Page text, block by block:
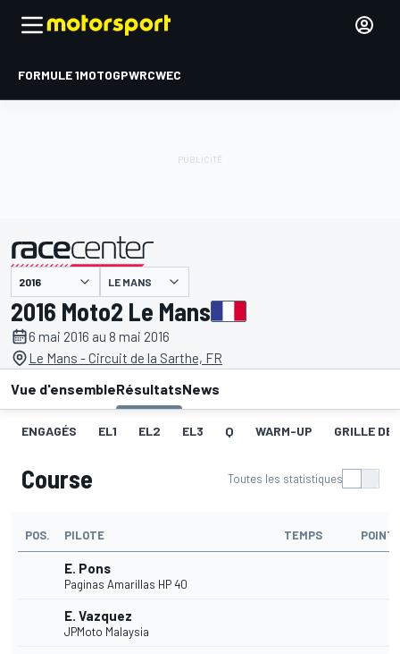
FORMULE 1MOTOGPWRCWEC
présenté par LE MANS
2016 Moto2 Le Mans
6 mai 2016 au 8 mai 2016
Le Mans - Circuit de la Sarthe, FR
Vue d'ensembleRésultatsNews
ENGAGÉS EL1 EL2 EL3 Q WARM-UP GRILLE DE
Course Toutes les statistiques
POS. PILOTE TEMPS
E. Pons
Paginas Amarillas HP 40
E. Vazquez
JPMoto Malaysia